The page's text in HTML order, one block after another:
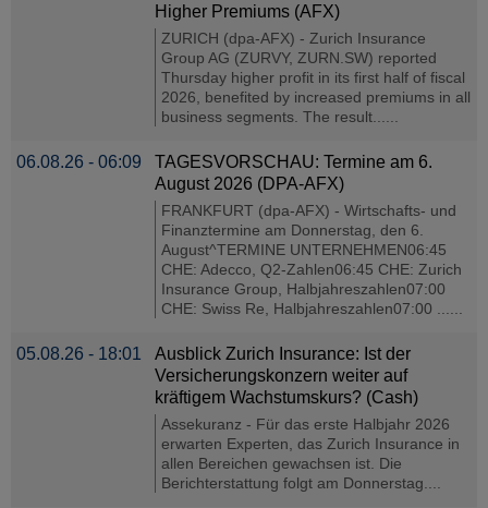
Higher Premiums (AFX)
ZURICH (dpa-AFX) - Zurich Insurance
Group AG (ZURVY, ZURN.SW) reported
Thursday higher profit in its first half of fiscal
2026, benefited by increased premiums in all
business segments. The result......
06.08.26 - 06:09
TAGESVORSCHAU: Termine am 6.
August 2026 (DPA-AFX)
FRANKFURT (dpa-AFX) - Wirtschafts- und
Finanztermine am Donnerstag, den 6.
August^TERMINE UNTERNEHMEN06:45
CHE: Adecco, Q2-Zahlen06:45 CHE: Zurich
Insurance Group, Halbjahreszahlen07:00
CHE: Swiss Re, Halbjahreszahlen07:00 ......
05.08.26 - 18:01
Ausblick Zurich Insurance: Ist der
Versicherungskonzern weiter auf
kräftigem Wachstumskurs? (Cash)
Assekuranz - Für das erste Halbjahr 2026
erwarten Experten, das Zurich Insurance in
allen Bereichen gewachsen ist. Die
Berichterstattung folgt am Donnerstag....